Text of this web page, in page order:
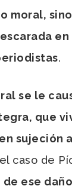
moral,
.
se le
que
sujeción
caso de
ese